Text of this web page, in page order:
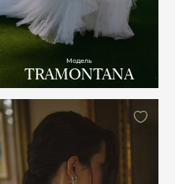
Модель
TRAMONTANA